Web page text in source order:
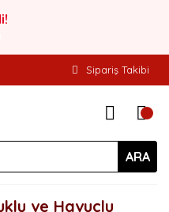
Sipariş Takibi
ARA
ve Havuçlu